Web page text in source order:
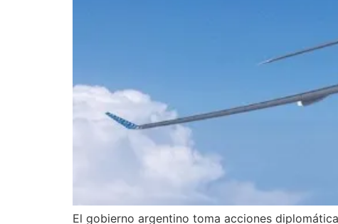
El gobierno argentino toma acciones